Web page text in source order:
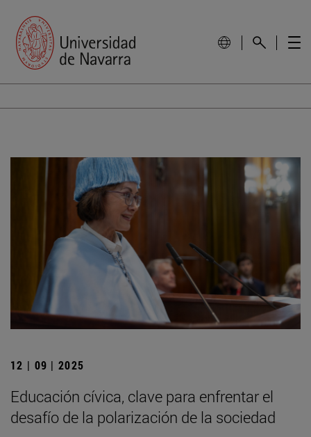
12 | 09 | 2025
Educación cívica, clave para enfrentar el
desafío de la polarización de la sociedad